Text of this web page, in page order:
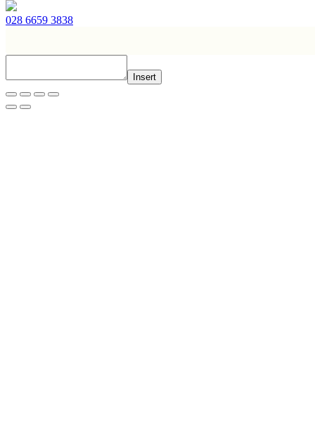
028 6659 3838
Insert